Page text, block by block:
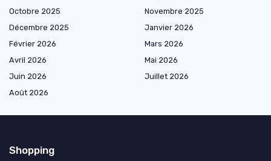
Octobre 2025
Novembre 2025
Décembre 2025
Janvier 2026
Février 2026
Mars 2026
Avril 2026
Mai 2026
Juin 2026
Juillet 2026
Août 2026
Shopping